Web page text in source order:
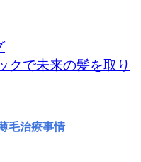
クで未来の髪を取り
毛治療事情